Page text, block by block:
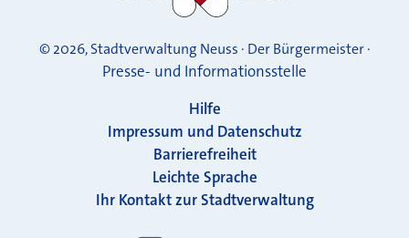
© 2026, Stadtverwaltung Neuss · Der Bürgermeister ·
Presse- und Informationsstelle
Hilfe
Impressum und Datenschutz
Barrierefreiheit
Leichte Sprache
Ihr Kontakt zur Stadtverwaltung